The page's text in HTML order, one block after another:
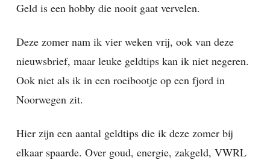
Geld is een hobby die nooit gaat vervelen.
Deze zomer nam ik vier weken vrij, ook van deze
nieuwsbrief, maar leuke geldtips kan ik niet negeren.
Ook niet als ik in een roeibootje op een fjord in
Noorwegen zit.
Hier zijn een aantal geldtips die ik deze zomer bij
elkaar spaarde. Over goud, energie, zakgeld, VWRL